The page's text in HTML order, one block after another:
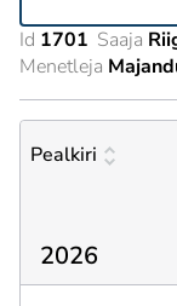
Id 1701 Saaja
Menetleja
Pealkiri
2026